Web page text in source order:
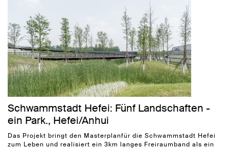
Schwammstadt Hefei: Fünf Landschaften -
ein Park., Hefei/Anhui
Das Projekt bringt den Masterplanfür die Schwammstadt Hefei
zum Leben und realisiert ein 3km langes Freiraumband als ein